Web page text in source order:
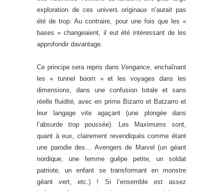
exploration de ces univers originaux n’aurait pas
été de trop. Au contraire, pour une fois que les «
bases » changeaient, il eut été intéressant de les
approfondir davantage.
Ce principe sera repris dans Vengance, enchaînant
les « tunnel boom » et les voyages dans les
dimensions, dans une confusion totale et sans
réelle fluidité, avec en prime Bizarro et Batzarro et
leur langage vite agaçant (une plongée dans
l’absurde trop poussée). Les Maximums sont,
quant à eux, clairement revendiqués comme étant
une parodie des… Avengers de Marvel (un géant
nordique, une femme guêpe petite, un soldat
patriote, un enfant se transformant en monstre
géant vert, etc.) ! Si l’ensemble est assez